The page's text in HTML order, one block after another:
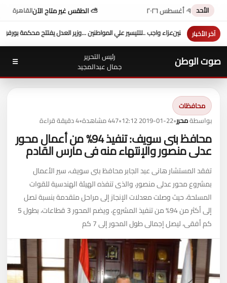
الأحد ٠٩ أغسطس ٢٠٢٦ ⛅ الطقس غير متاح الآنالقاهرة
آخر الأخبار
السيطرة الكاملة علىد. طه محمد أبو الشيخ يكتب : أداء وزارة العدلبورفؤاد الجزئية
صوت الوطن
رئيس التحرير
جمال عبدالمجيد
☰
محافظات
بواسطةمحرر•
2019-01-22 12:12
•447 مشاهدة •4 دقيقة قراءة
محافظ بنى سويف: تنفيذ 94% من أعمال محور
عدلى منصور والإنتهاء منه فى مارس القادم
تفقد المستشار هانى عبد الجابر محافظ بنى سويف، سير الأعمال
بمشروع محور عدلى منصور، والذى تنفذه الهيئة الهندسية للقوات
المسلحة، حيث وصلت معدلات الإنجاز إلى مراحل متقدمة بنسبة تصل
إلى أكثر من 94% من تنفيذ المشروع، ويضم المحور 3 قطاعات، بطول 5
كم أفقى، ليصل إجمالى طول المحور إلى 7 كم